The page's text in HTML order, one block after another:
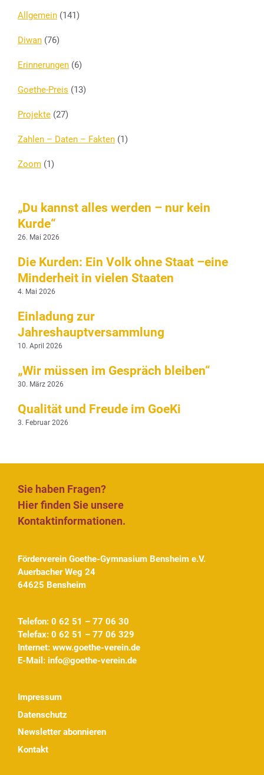
Allgemein (141)
Diwan (76)
Erinnerungen (6)
Goethe-Preis (13)
Projekte (27)
Zahlen – Daten – Fakten (1)
Zoom (1)
„Du kannst alles werden – nur kein
Kurde“
26. Mai 2026
Die Kurden: Ein Volk ohne Staat –eine
Minderheit in vielen Staaten
4. Mai 2026
Einladung zur
Jahreshauptversammlung
10. April 2026
„Wir müssen im Gespräch bleiben“
30. März 2026
Qualität und Freude im GoeKi
3. Februar 2026
Sie haben Fragen?
Hier finden Sie unsere
Kontaktinformationen.
Förderverein Goethe-Gymnasium Bensheim e.V.
Auerbacher Weg 24
64625 Bensheim
Telefon: 0 62 51 – 77 06 30
Telefax: 0 62 51 – 77 06 329
Internet: www.goethe-verein.de
E-Mail: info@goethe-verein.de
Impressum
Datenschutz
Newsletter abonnieren
Kontakt